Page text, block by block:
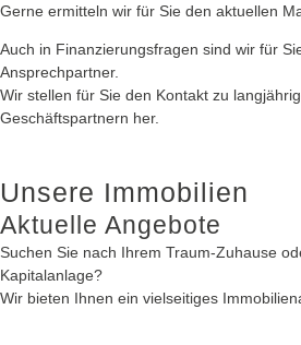
Gerne ermitteln wir für Sie den aktuellen
Auch in Finanzierungsfragen sind wir für
Ansprechpartner.
Wir stellen für Sie den Kontakt zu
Geschäftspartnern her.
Unsere Immobilien
Aktuelle Angebote
Suchen Sie nach Ihrem Traum-Zuhause
Kapitalanlage?
Wir bieten Ihnen ein vielseitiges